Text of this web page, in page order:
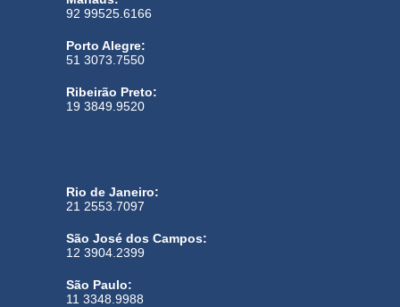
92 99525.6166
Porto Alegre:
51 3073.7550
Ribeirão Preto:
19 3849.9520
Rio de Janeiro:
21 2553.7097
São José dos Campos:
12 3904.2399
São Paulo:
11 3348.9988